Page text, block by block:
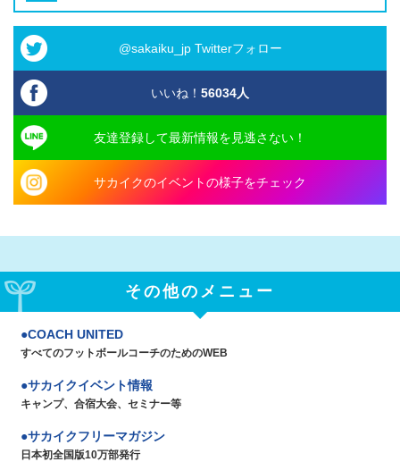
@sakaiku_jp Twitterフォロー
いいね！ 56034人
友達登録して最新情報を見逃さない！
サカイクのイベントの様子をチェック
その他のメニュー
COACH UNITED
すべてのフットボールコーチのためのWEB
サカイクイベント情報
キャンプ、合宿大会、セミナー等
サカイクフリーマガジン
日本初全国版10万部発行